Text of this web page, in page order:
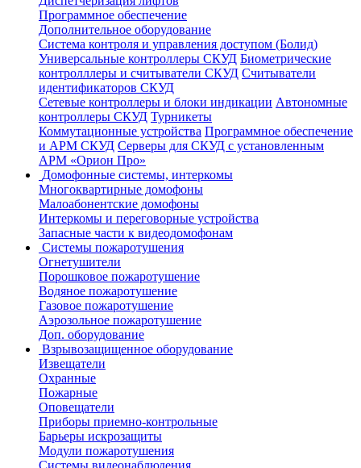
Программное обеспечение
Дополнительное оборудование
Система контроля и управления доступом (Болид)
Универсальные контроллеры СКУД Биометрические
контролллеры и считыватели СКУД Считыватели
идентификаторов СКУД
Сетевые контроллеры и блоки индикации Автономные
контроллеры СКУД Турникеты
Коммутационные устройства Программное обеспечение
и АРМ СКУД Серверы для СКУД с установленным
АРМ «Орион Про»
Домофонные системы, интеркомы
Многоквартирные домофоны
Малоабонентские домофоны
Интеркомы и переговорные устройства
Запасные части к видеодомофонам
Системы пожаротушения
Огнетушители
Порошковое пожаротушение
Водяное пожаротушение
Газовое пожаротушение
Аэрозольное пожаротушение
Доп. оборудование
Взрывозащищенное оборудование
Извещатели
Охранные
Пожарные
Оповещатели
Приборы приемно-контрольные
Барьеры искрозащиты
Модули пожаротушения
Системы видеонаблюдения